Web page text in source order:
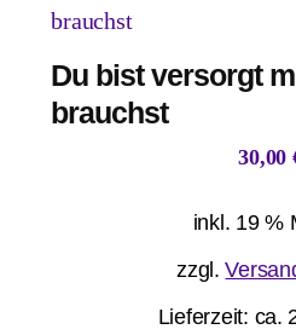
Du bist versorgt
brauchst
30,00
inkl. 19 %
zzgl.
Lieferzeit: ca.